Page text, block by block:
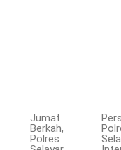
Jumat
Berkah,
Polres